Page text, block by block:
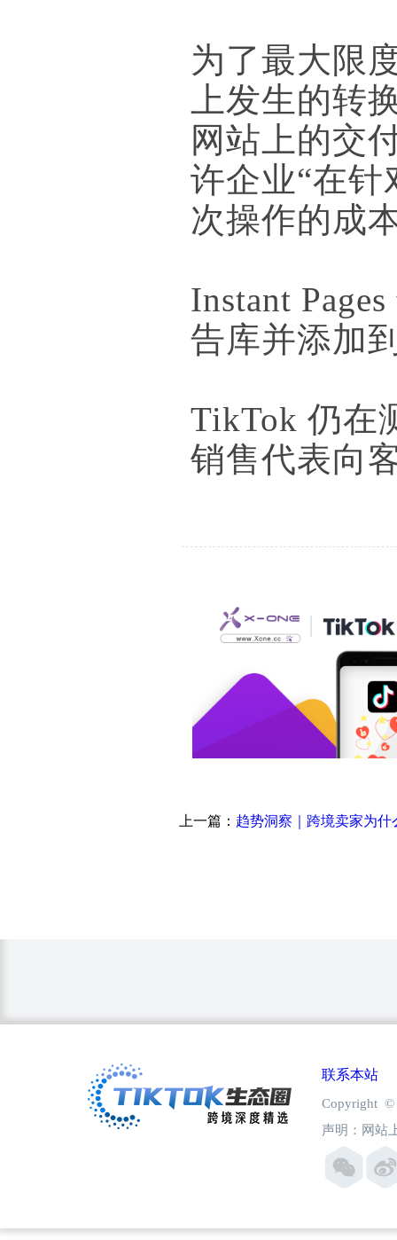
为了最大限
上发生的转
网站上的交
许企业“在
次操作的成
Instant
告库并添加
TikTok 仍在
销售代表向
上一篇：
联系本站
Copyright ©
声明：网站